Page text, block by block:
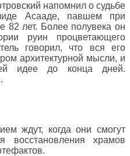
напомнил о судьбе
Асааде, павшем при
82 лет. Более полувека он
руин процветающего
говорил, что вся его
архитектурной мысли, и
идее до конца дней.
ждут, когда они смогут
восстановления храмов